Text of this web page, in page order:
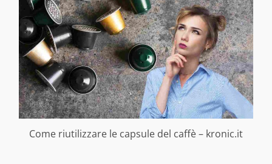
Come riutilizzare le capsule del caffè – kronic.it